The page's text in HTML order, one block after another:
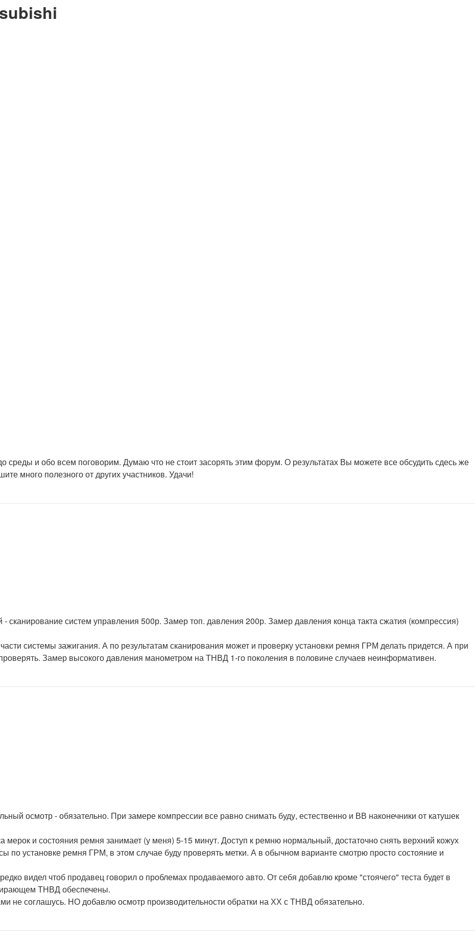
и обо всем поговорим. Думаю что не стоит засорять этим форум. О результатах Вы можете все обсудить сдесь же
много полезного от других участников. Удачи!
систем управления 500р. Замер топ. давления 200р. Замер давления конца такта сжатия (компрессия)
системы зажигания. А по результатам сканирования может и проверку установки ремня ГРМ делать придется. А при
Замер высокого давления манометром на ТНВД 1-го поколения в половине случаев неинформативен.
осмотр - обязательно. При замере компрессии все равно снимать буду, естественно и ВВ наконечники от катушек
и состояния ремня занимает (у меня) 5-15 минут. Доступ к ремню нормальный, достаточно снять верхний кожух
по установке ремня ГРМ, в этом случае буду проверять метки. А в обычном варианте смотрю просто состояние и
видел чтоб продавец говорил о проблемах продаваемого авто. От себя добавлю кроме "стоячего" теста будет в
ТНВД обеспечены.
не соглашусь. НО добавлю осмотр производительности обратки на ХХ с ТНВД обязательно.